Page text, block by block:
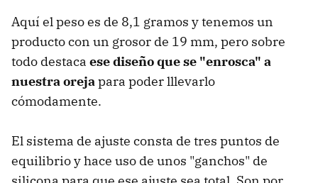
Aquí el peso es de 8,1 gramos y tenemos un
producto con un grosor de 19 mm, pero sobre
todo destaca ese diseño que se "enrosca" a
nuestra orejapara poder lllevarlo
cómodamente.
El sistema de ajuste consta de tres puntos de
equilibrio y hace uso de unos "ganchos" de